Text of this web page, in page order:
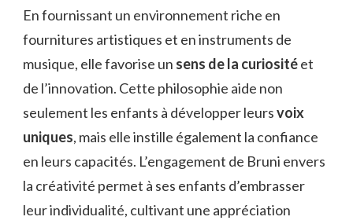
En fournissant un environnement riche en
fournitures artistiques et en instruments de
musique, elle favorise un sens de la curiositéet
de l’innovation. Cette philosophie aide non
seulement les enfants à développer leursvoix
uniques, mais elle instille également la confiance
en leurs capacités. L’engagement de Bruni envers
la créativité permet à ses enfants d’embrasser
leur individualité, cultivant une appréciation